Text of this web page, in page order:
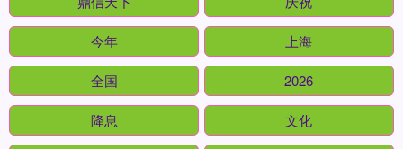
今年 上海
全国 2026
降息 文化